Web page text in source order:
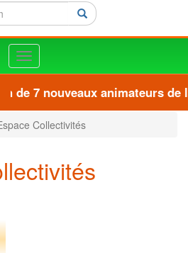
Search
Toggle
navigation
de 7 nouveaux animateurs de
Collectivités